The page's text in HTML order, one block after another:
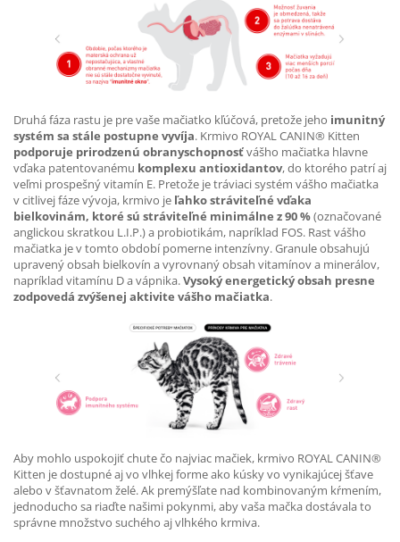
Druhá fáza rastu je pre vaše mačiatko kľúčová, pretože jeho imunitný
systém sa stále postupne vyvíja. Krmivo ROYAL CANIN® Kitten
podporuje prirodzenú obranyschopnosťvášho mačiatka hlavne
vďaka patentovanému komplexu antioxidantov, do ktorého patrí aj
veľmi prospešný vitamín E. Pretože je tráviaci systém vášho mačiatka
v citlivej fáze vývoja, krmivo je ľahko stráviteľné vďaka
bielkovinám, ktoré sú stráviteľné minimálne z 90 %(označované
anglickou skratkou L.I.P.) a probiotikám, napríklad FOS. Rast vášho
mačiatka je v tomto období pomerne intenzívny. Granule obsahujú
upravený obsah bielkovín a vyrovnaný obsah vitamínov a minerálov,
napríklad vitamínu D a vápnika.Vysoký energetický obsah presne
zodpovedá zvýšenej aktivite vášho mačiatka.
Aby mohlo uspokojiť chute čo najviac mačiek, krmivo ROYAL CANIN®
Kitten je dostupné aj vo vlhkej forme ako kúsky vo vynikajúcej šťave
alebo v šťavnatom želé. Ak premýšľate nad kombinovaným kŕmením,
jednoducho sa riaďte našimi pokynmi, aby vaša mačka dostávala to
správne množstvo suchého aj vlhkého krmiva.